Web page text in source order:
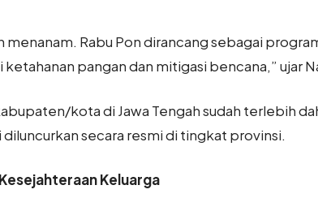
menanam. Rabu Pon dirancang sebagai
pangan dan mitigasi bencana,” ujar
kota di Jawa Tengah sudah terlebih
diluncurkan secara resmi di tingkat provinsi.
Keluarga